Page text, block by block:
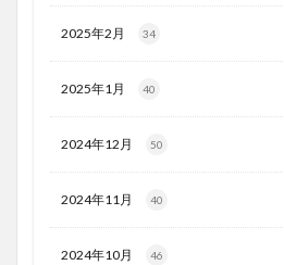
2025年2月 34
2025年1月 40
2024年12月 50
2024年11月 40
2024年10月 46